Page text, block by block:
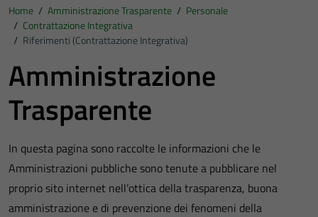
Home / Amministrazione Trasparente / Personale
/ Contrattazione Integrativa
/ Riferimenti (Contrattazione Integrativa)
Amministrazione
Trasparente
In questa pagina sono raccolte le informazioni che le
Amministrazioni pubbliche sono tenute a pubblicare nel
proprio sito internet nell’ottica della trasparenza, buona
amministrazione e di prevenzione dei fenomeni della